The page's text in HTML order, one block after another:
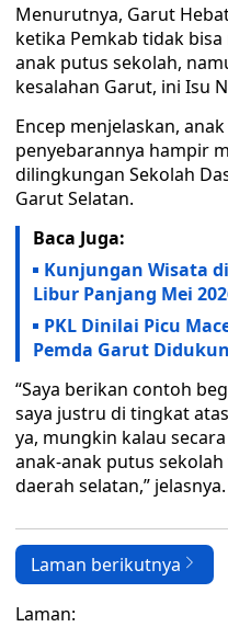
Menurutnya, Garut
ketika Pemkab tidak
anak putus sekolah,
kesalahan Garut, ini Isu
Encep menjelaskan,
penyebarannya hampir
dilingkungan Sekolah
Garut Selatan.
Baca Juga:
Kunjungan Wisata
Libur Panjang Mei
PKL Dinilai Picu
Pemda Garut
“Saya berikan contoh
saya justru di tingkat
ya, mungkin kalau
anak-anak putus
daerah selatan,” jelasnya.
Laman berikutnya
Laman: